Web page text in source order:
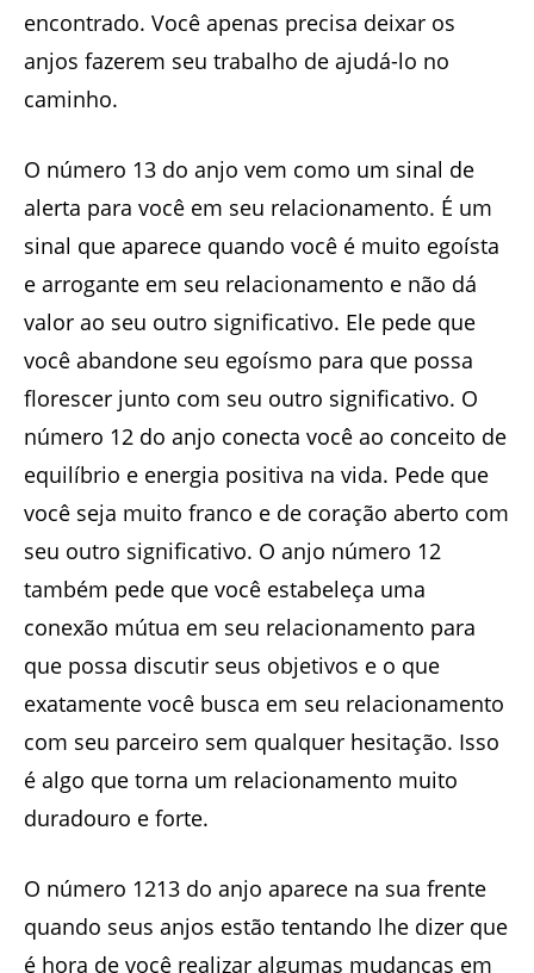
encontrado. Você apenas precisa deixar os
anjos fazerem seu trabalho de ajudá-lo no
caminho.
O número 13 do anjo vem como um sinal de
alerta para você em seu relacionamento. É um
sinal que aparece quando você é muito egoísta
e arrogante em seu relacionamento e não dá
valor ao seu outro significativo. Ele pede que
você abandone seu egoísmo para que possa
florescer junto com seu outro significativo. O
número 12 do anjo conecta você ao conceito de
equilíbrio e energia positiva na vida. Pede que
você seja muito franco e de coração aberto com
seu outro significativo. O anjo número 12
também pede que você estabeleça uma
conexão mútua em seu relacionamento para
que possa discutir seus objetivos e o que
exatamente você busca em seu relacionamento
com seu parceiro sem qualquer hesitação. Isso
é algo que torna um relacionamento muito
duradouro e forte.
O número 1213 do anjo aparece na sua frente
quando seus anjos estão tentando lhe dizer que
é hora de você realizar algumas mudanças em